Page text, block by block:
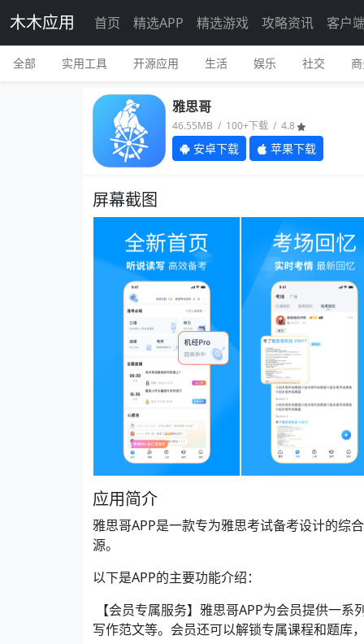
木木应用 首页 精选APP 精选游戏 攻略资讯 客户
全部 实用工具 开源应用 生活 娱乐 社交
雅思哥
46.55MB / 100+下载 / 4.8
安卓下载 苹果下载
屏幕截图
应用简介
雅思哥APP是一款专为雅思考试备考设计的综
源。
以下是APP的主要功能介绍：
【会员专属服务】雅思哥APP为会员提供一
写作范文等。会员还可以解锁专属课程和题库